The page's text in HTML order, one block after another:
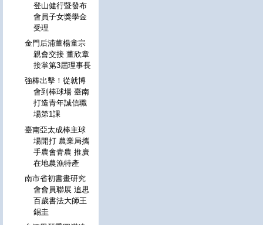
登山健行暨發布
會員子女獎學金
受理
金門后浦董楊童宗
親會交接 董欣章
接掌第3屆理事長
強棒出擊！從就博
會到棒球場 臺南
打造青年誠信職
場第1課
臺南亞太成棒主球
場開打 農業局攜
手農會青農 推廣
在地農漁特產
南市省初書畫研究
會會員聯展 追思
百歲書法大師王
錫圭